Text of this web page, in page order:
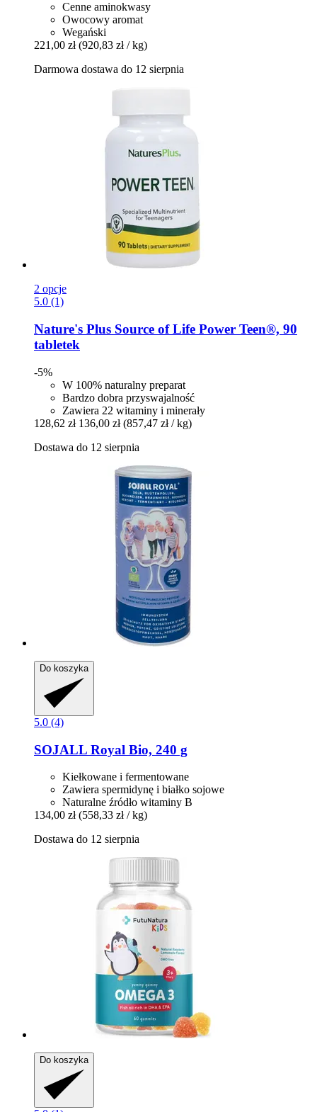
Cenne aminokwasy
Owocowy aromat
Wegański
221,00 zł (920,83 zł / kg)
Darmowa dostawa do 12 sierpnia
2 opcje
5.0 (1)
Nature's Plus Source of Life Power Teen®, 90
tabletek
-5%
W 100% naturalny preparat
Bardzo dobra przyswajalność
Zawiera 22 witaminy i minerały
128,62 zł 136,00 zł (857,47 zł / kg)
Dostawa do 12 sierpnia
Do koszyka
5.0 (4)
SOJALL Royal Bio, 240 g
Kiełkowane i fermentowane
Zawiera spermidynę i białko sojowe
Naturalne źródło witaminy B
134,00 zł (558,33 zł / kg)
Dostawa do 12 sierpnia
Do koszyka